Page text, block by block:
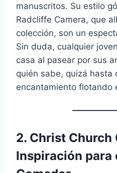
manuscritos. Su estilo
Radcliffe Camera, que
colección, son un
Sin duda, cualquier
casa al pasear por sus
quién sabe, quizá hasta
encantamiento flotando
2. Christ Church
Inspiración para